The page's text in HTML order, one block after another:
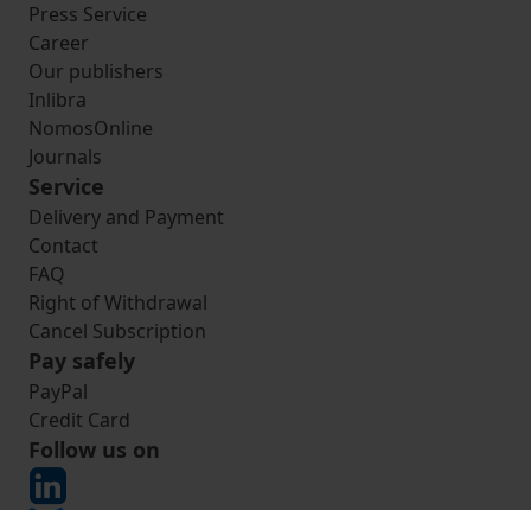
Press Service
Career
Our publishers
Inlibra
NomosOnline
Journals
Service
Delivery and Payment
Contact
FAQ
Right of Withdrawal
Cancel Subscription
Pay safely
PayPal
Credit Card
Follow us on